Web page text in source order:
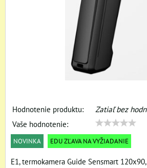
Hodnotenie produktu:
Zatiaľ bez
Vaše hodnotenie:
NOVINKA EDU ZĽAVA NA VYŽIADANIE
E1, termokamera Guide Sensmart 120x90,